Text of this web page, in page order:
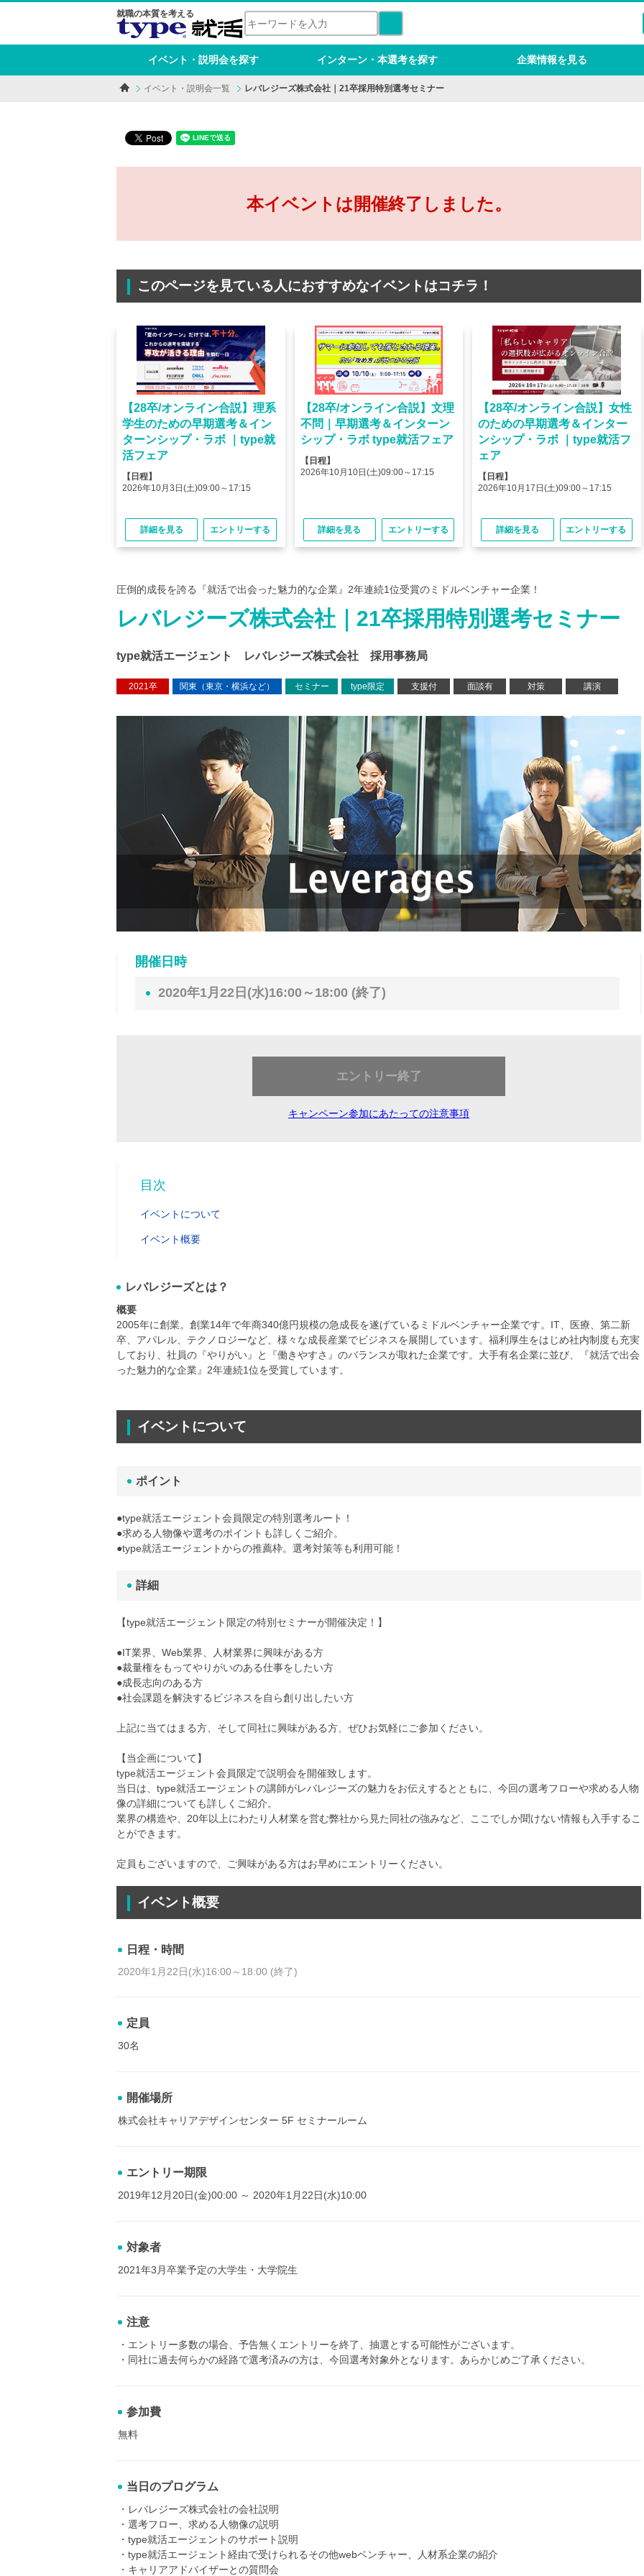
就職の本質を考える
イベント・説明会を探す インターン・本選考を探す 企業情報を見る
イベント・説明会一覧 レバレジーズ株式会社｜21卒採用特別選考セミナー
本イベントは開催終了しました。
このページを見ている人におすすめなイベントはコチラ！
【28卒/オンライン合説】理系
学生のための早期選考＆イン
ターンシップ・ラボ ｜type就
活フェア
【日程】
2026年10月3日(土)09:00～17:15
詳細を見る エントリーする
【28卒/オンライン合説】文理
不問｜早期選考＆インターン
シップ・ラボ type就活フェア
【日程】
2026年10月10日(土)09:00～17:15
詳細を見る エントリーする
【28卒/オンライン合説】女性
のための早期選考＆インター
ンシップ・ラボ ｜type就活フ
ェア
【日程】
2026年10月17日(土)09:00～17:15
詳細を見る エントリーする
圧倒的成長を誇る『就活で出会った魅力的な企業』2年連続1位受賞のミドルベンチャー企業！
レバレジーズ株式会社｜21卒採用特別選考セミナー
type就活エージェント レバレジーズ株式会社 採用事務局
2021卒 関東（東京・横浜など） セミナー type限定 支援付 面談有 対策 講演
開催日時
2020年1月22日(水)16:00～18:00 (終了)
エントリー終了
キャンペーン参加にあたっての注意事項
目次
イベントについて
イベント概要
レバレジーズとは？
概要
2005年に創業。創業14年で年商340億円規模の急成長を遂げているミドルベンチャー企業です。IT、医療、第二新
卒、アパレル、テクノロジーなど、様々な成長産業でビジネスを展開しています。福利厚生をはじめ社内制度も充実
しており、社員の『やりがい』と『働きやすさ』のバランスが取れた企業です。大手有名企業に並び、『就活で出会
った魅力的な企業』2年連続1位を受賞しています。
イベントについて
ポイント
●type就活エージェント会員限定の特別選考ルート！
●求める人物像や選考のポイントも詳しくご紹介。
●type就活エージェントからの推薦枠。選考対策等も利用可能！
詳細
【type就活エージェント限定の特別セミナーが開催決定！】
●IT業界、Web業界、人材業界に興味がある方
●裁量権をもってやりがいのある仕事をしたい方
●成長志向のある方
●社会課題を解決するビジネスを自ら創り出したい方
上記に当てはまる方、そして同社に興味がある方、ぜひお気軽にご参加ください。
【当企画について】
type就活エージェント会員限定で説明会を開催致します。
当日は、type就活エージェントの講師がレバレジーズの魅力をお伝えするとともに、今回の選考フローや求める人物
像の詳細についても詳しくご紹介。
業界の構造や、20年以上にわたり人材業を営む弊社から見た同社の強みなど、ここでしか聞けない情報も入手するこ
とができます。
定員もございますので、ご興味がある方はお早めにエントリーください。
イベント概要
日程・時間
2020年1月22日(水)16:00～18:00 (終了)
定員
30名
開催場所
株式会社キャリアデザインセンター 5F セミナールーム
エントリー期限
2019年12月20日(金)00:00 ～ 2020年1月22日(水)10:00
対象者
2021年3月卒業予定の大学生・大学院生
注意
・エントリー多数の場合、予告無くエントリーを終了、抽選とする可能性がございます。
・同社に過去何らかの経路で選考済みの方は、今回選考対象外となります。あらかじめご了承ください。
参加費
無料
当日のプログラム
・レバレジーズ株式会社の会社説明
・選考フロー、求める人物像の説明
・type就活エージェントのサポート説明
・type就活エージェント経由で受けられるその他webベンチャー、人材系企業の紹介
・キャリアアドバイザーとの質問会